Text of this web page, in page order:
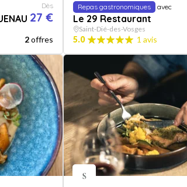
Dès
27 €
2offres
Repas gastronomiques avec
Le 29 Restaurant
Saint-Dié-des-Vosges
5.0 1 avis